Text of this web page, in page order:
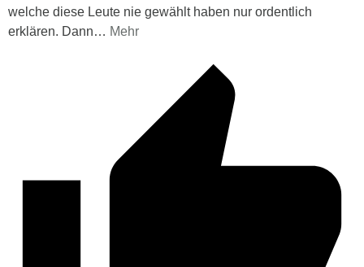
welche diese Leute nie gewählt haben nur ordentlich
erklären. Dann… Mehr